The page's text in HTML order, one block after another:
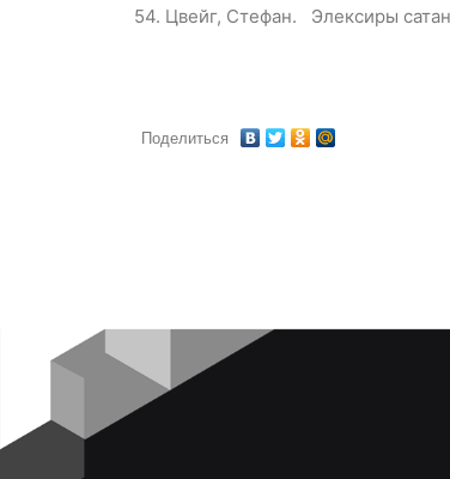
54. Цвейг, Стефан. Элексиры
Поделиться